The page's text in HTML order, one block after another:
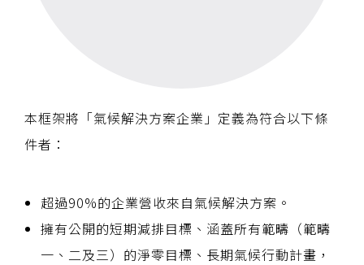
本框架將「氣候解決方案企業」定義為符合以下條
件者：
超過90%的企業營收來自氣候解決方案。
擁有公開的短期減排目標、涵蓋所有範疇（範疇
一、二及三）的淨零目標、長期氣候行動計畫，